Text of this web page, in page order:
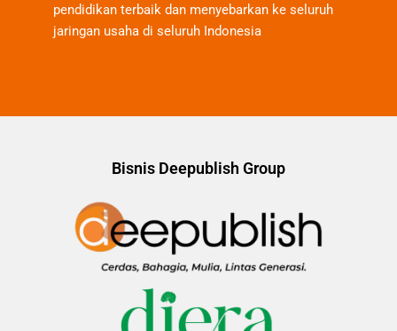
pendidikan terbaik dan menyebarkan ke seluruh
jaringan usaha di seluruh Indonesia
Bisnis Deepublish Group